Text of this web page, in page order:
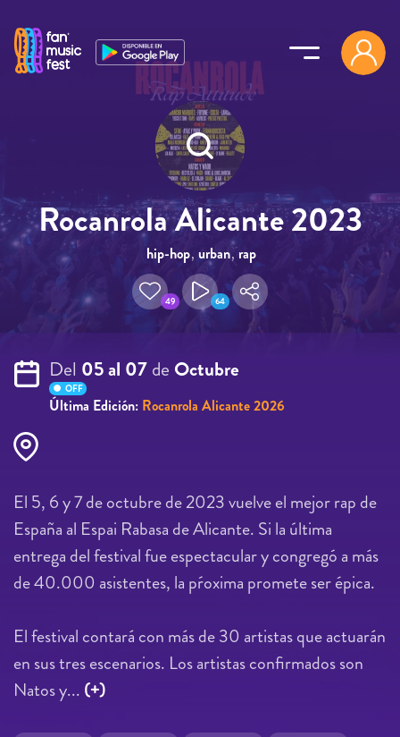
Rocanrola Alicante 2023
hip-hop, urban, rap
49 64
Del 05 al 07de Octubre
OFF
Última Edición: Rocanrola Alicante 2026
El 5, 6 y 7 de octubre de 2023 vuelve el mejor rap de
España al Espai Rabasa de Alicante. Si la última
entrega del festival fue espectacular y congregó a más
de 40.000 asistentes, la pŕoxima promete ser épica.
El festival contará con más de 30 artistas que actuarán
en sus tres escenarios. Los artistas confirmados son
Natos y... (+)